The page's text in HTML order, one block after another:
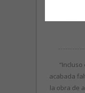
acabada
la obra de